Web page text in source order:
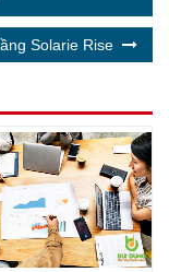
Solarie Rise